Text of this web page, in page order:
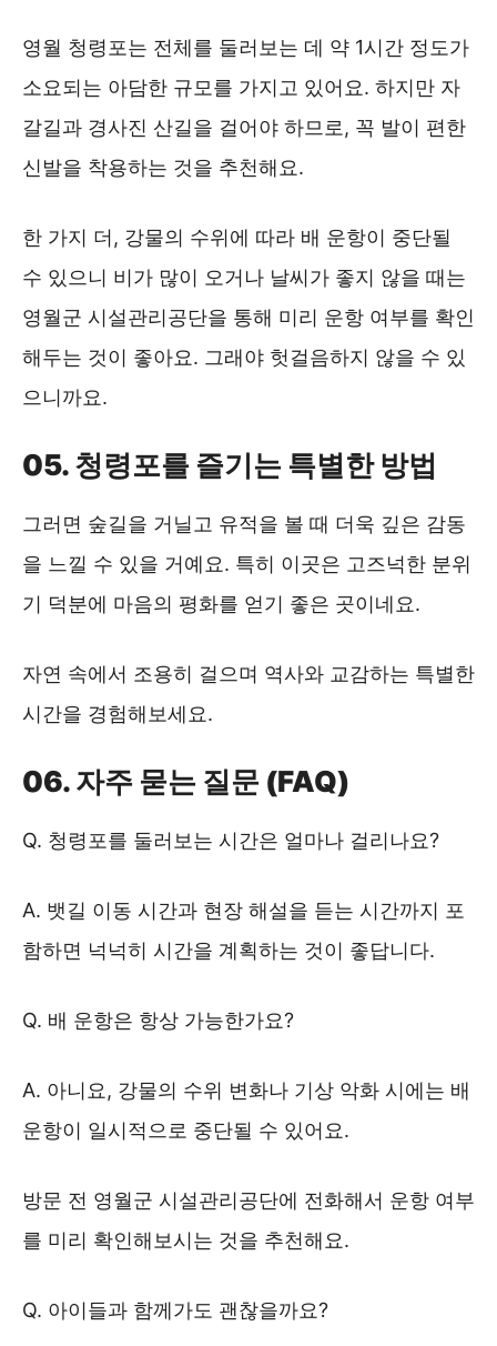
영월 청령포는 전체를 둘러보는 데 약 1시간 정도가
소요되는 아담한 규모를 가지고 있어요. 하지만 자
갈길과 경사진 산길을 걸어야 하므로, 꼭 발이 편한
신발을 착용하는 것을 추천해요.
한 가지 더, 강물의 수위에 따라 배 운항이 중단될
수 있으니 비가 많이 오거나 날씨가 좋지 않을 때는
영월군 시설관리공단을 통해 미리 운항 여부를 확인
해두는 것이 좋아요. 그래야 헛걸음하지 않을 수 있
으니까요.
05. 청령포를 즐기는 특별한 방법
그러면 숲길을 거닐고 유적을 볼 때 더욱 깊은 감동
을 느낄 수 있을 거예요. 특히 이곳은 고즈넉한 분위
기 덕분에 마음의 평화를 얻기 좋은 곳이네요.
자연 속에서 조용히 걸으며 역사와 교감하는 특별한
시간을 경험해보세요.
06. 자주 묻는 질문 (FAQ)
Q. 청령포를 둘러보는 시간은 얼마나 걸리나요?
A. 뱃길 이동 시간과 현장 해설을 듣는 시간까지 포
함하면 넉넉히 시간을 계획하는 것이 좋답니다.
Q. 배 운항은 항상 가능한가요?
A. 아니요, 강물의 수위 변화나 기상 악화 시에는 배
운항이 일시적으로 중단될 수 있어요.
방문 전 영월군 시설관리공단에 전화해서 운항 여부
를 미리 확인해보시는 것을 추천해요.
Q. 아이들과 함께가도 괜찮을까요?